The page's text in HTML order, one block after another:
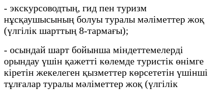
- экскурсоводтың, гид пен туризм
нұсқаушысының болуы туралы мәліметтер жоқ
(үлгілік шарттың 8-тармағы);
- осындай шарт бойынша міндеттемелерді
орындау үшін қажетті көлемде туристік өнімге
кіретін жекелеген қызметтер көрсететін үшінші
тұлғалар туралы мәліметтер жоқ (үлгілік